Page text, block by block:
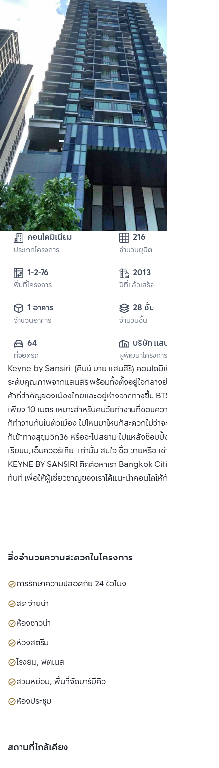
คอนโดมิเนียม
ประเภทโครงการ
216
จำนวนยูนิต
1-2-76
พื้นที่โครงการ
2013
ปีที่แล้วเสร็จ
1 อาคาร
จำนวนอาคาร
28 ชั้น
จำนวนชั้น
64
ที่จอดรถ
บริษัท แสนสิริ
จำกัด (มหาชน)
ผู้พัฒนาโครงการ
Keyne by Sansiri (คีนน์ บาย แสนสิริ) คอนโดมิเนียมพร้อมอยู่
ระดับคุณภาพจากแสนสิริ พร้อมทั้งตั้งอยู่ใจกลางย่านธุรกิจการ
ค้าที่สำคัญของเมืองไทยและอยู่ห่างจากทางขึ้น BTS ทองหล่อ
เพียง 10 เมตร เหมาะสำหรับคนวัยทำงานที่ชอบความสะดวกแล้ว
ก็ทำงานกันในตัวเมือง ไปไหนมาไหนก็สะดวกไม่ว่าจะเป็นพระราม4
ก็เข้าทางสุขุมวิท36 หรือจะไปสยาม ไปแหล้งช๊อบปิ้งอย่าง เอ็มโพ
เรียมม,เอ็มควอร์เทีย เท่านั้น สนใจ ซื้อ ขายหรือ เช่า คอนโด
KEYNE BY SANSIRI ติดต่อหาเรา Bangkok CitiSmart ได้
ทันที เพื่อให้ผู้เชี่ยวชาญของเราได้แนะนำคอนโดให้กับท่าน
สิ่งอำนวยความสะดวกในโครงการ
การรักษาความปลอดภัย 24 ชั่วโมง
สระว่ายน้ำ
ห้องซาวน่า
ห้องสตรีม
โรงยิม, ฟิตเนส
สวนหย่อม, พื้นที่จัดบาร์บีคิว
ห้องประชุม
สถานที่ใกล้เคียง